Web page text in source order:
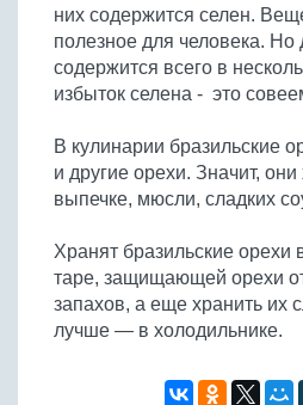
них содержится селен.
полезное для человека. Но
содержится всего в
избыток селена - это
В кулинарии бразильские
и другие орехи. Значит,
выпечке, мюсли, сладких
Хранят бразильские орехи
таре, защищающей орехи
запахов, а еще хранить их
лучше — в холодильнике.